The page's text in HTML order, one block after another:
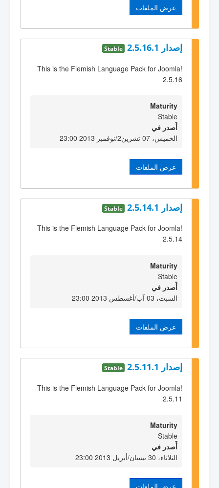
عرض الملفات
إصدار 2.5.16.1 Stable
This is the Flemish Language Pack for Joomla!
2.5.16
Maturity
Stable
أٌصدر في
الخميس، 07 تشرين2/نوفمبر 2013 23:00
عرض الملفات
إصدار 2.5.14.1 Stable
This is the Flemish Language Pack for Joomla!
2.5.14
Maturity
Stable
أٌصدر في
السبت، 03 آب/أغسطس 2013 23:00
عرض الملفات
إصدار 2.5.11.1 Stable
This is the Flemish Language Pack for Joomla!
2.5.11
Maturity
Stable
أٌصدر في
الثلاثاء، 30 نيسان/أبريل 2013 23:00
عرض الملفات